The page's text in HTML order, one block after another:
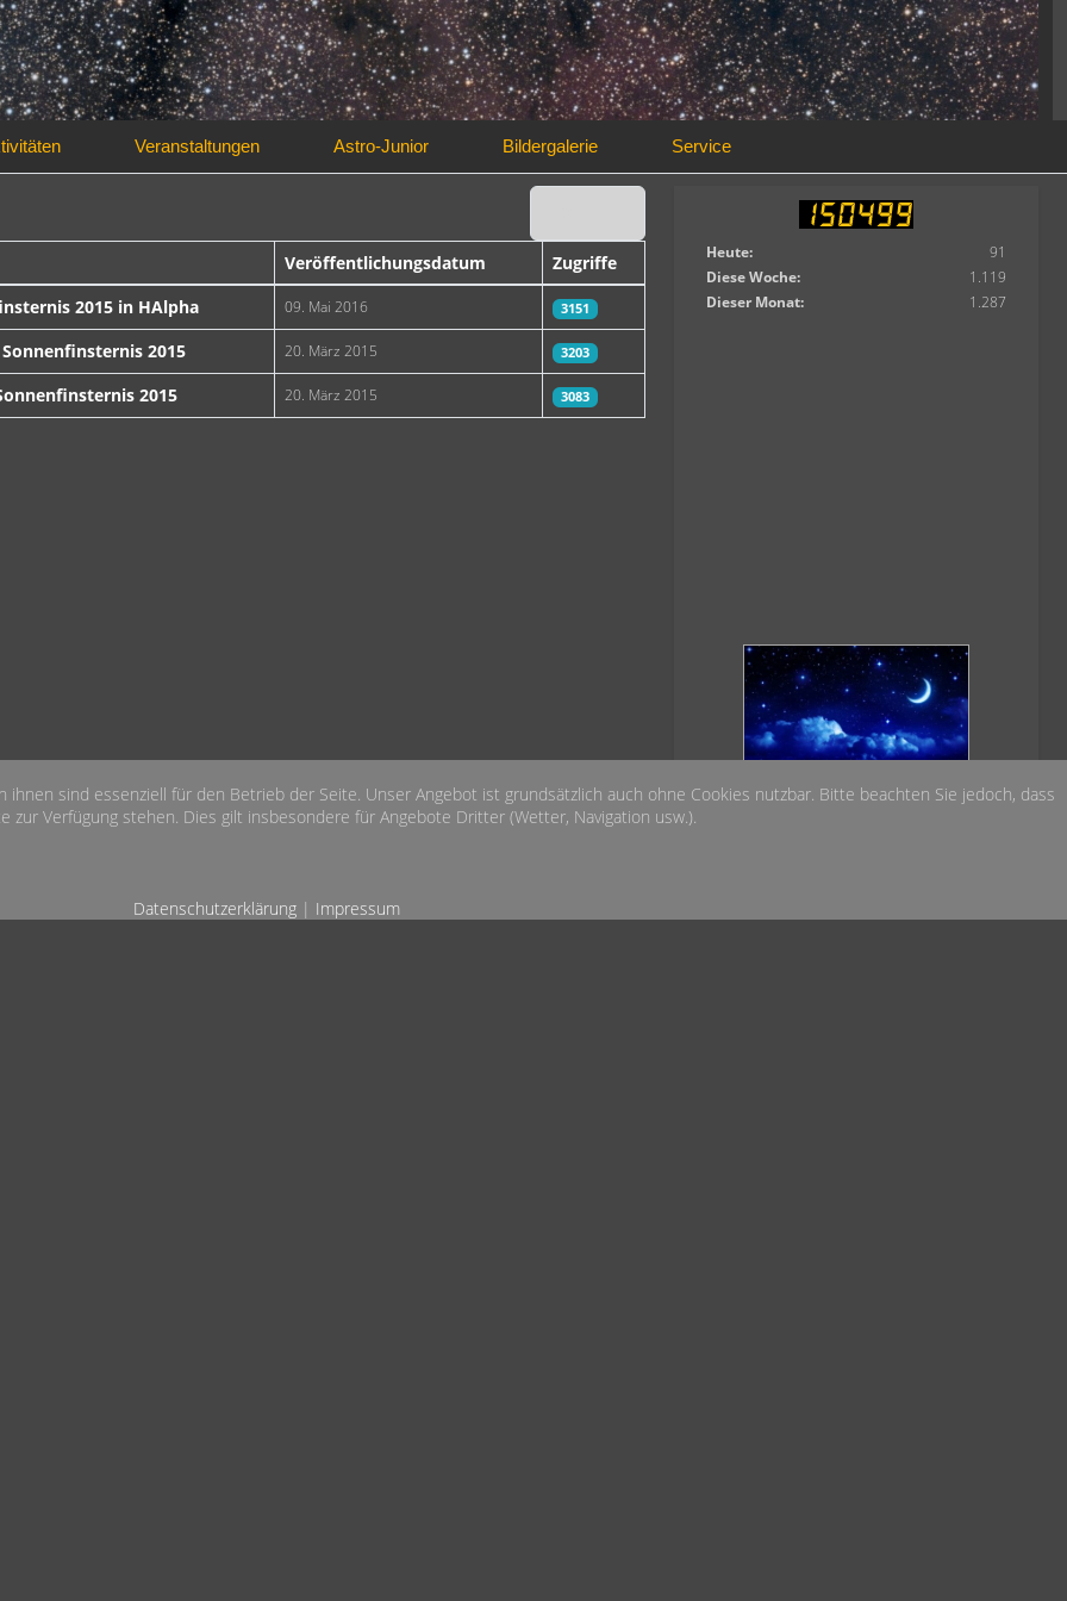
Veranstaltungen Astro-Junior Bildergalerie Service
Anzeige #
Veröffentlichungsdatum
Zugriffe
2015 in HAlpha
09. Mai 2016 3151
2015 20. März 2015 3203
2015 20. März 2015 3083
Heute:
91
Diese Woche:
1.119
Dieser Monat:
1.287
Das Wetter heute Nacht
sind essenziell für den Betrieb der Seite. Unser Angebot ist grundsätzlich auch ohne Cookies nutzbar. Bitte beachten Sie jedoch, dass
Verfügung stehen. Dies gilt insbesondere für Angebote Dritter (Wetter, Navigation usw.).
Datenschutzerklärung | Impressum